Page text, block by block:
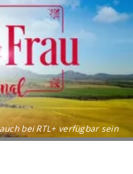
bei RTL+ verfügbar sein